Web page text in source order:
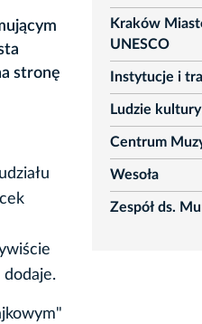
stronę
dodaje.
Kraków
UNESCO
Instytucje i
rozwiń
Ludzie kultury
rozwiń
Centrum
Wesoła
rozwiń
Zespół ds.
rozwiń